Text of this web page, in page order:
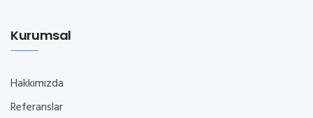
Kurumsal
Hakkımızda
Referanslar